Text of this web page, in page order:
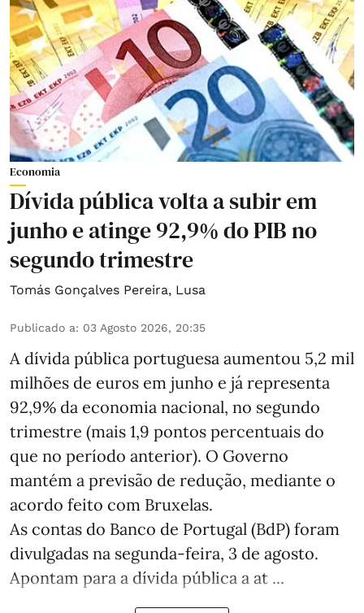
Economia
Dívida pública volta a subir em
junho e atinge 92,9% do PIB no
segundo trimestre
Tomás Gonçalves Pereira, Lusa
Publicado a: 03 Agosto 2026, 20:35
A dívida pública portuguesa aumentou 5,2 mil
milhões de euros em junho e já representa
92,9% da economia nacional, no segundo
trimestre (mais 1,9 pontos percentuais do
que no período anterior). O Governo
mantém a previsão de redução, mediante o
acordo feito com Bruxelas.
As contas do Banco de Portugal (BdP) foram
divulgadas na segunda-feira, 3 de agosto.
Apontam para a dívida pública a at ...